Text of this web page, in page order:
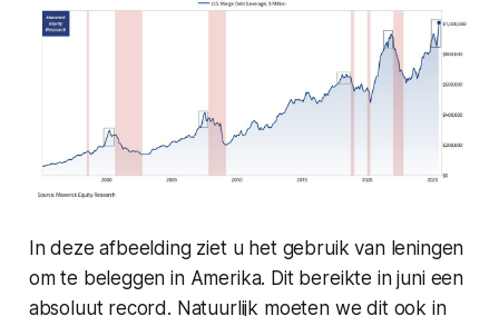
In deze afbeelding ziet u het gebruik van leningen
om te beleggen in Amerika. Dit bereikte in juni een
absoluut record. Natuurlijk moeten we dit ook in